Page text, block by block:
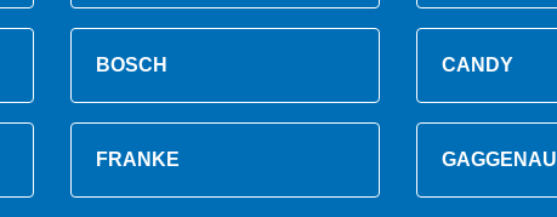
BOSCH CANDY
FRANKE GAGGENAU